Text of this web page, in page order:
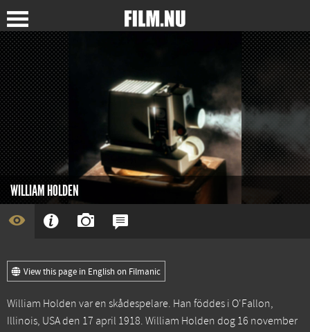
WILLIAM HOLDEN
View this page in English on Filmanic
William Holden var en skådespelare. Han föddes i O'Fallon,
Illinois, USA den 17 april 1918. William Holden dog 16 november